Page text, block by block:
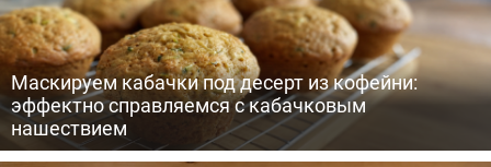
Маскируем кабачки под десерт из кофейни:
эффектно справляемся с кабачковым
нашествием